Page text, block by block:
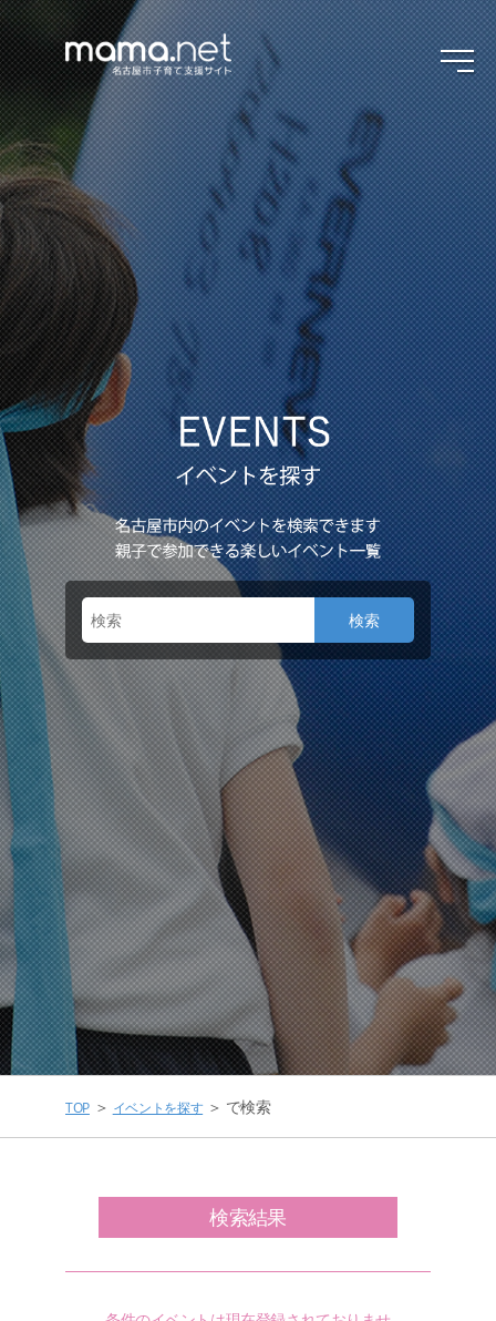
TOP＞ イベントを探す＞ で検索
検索結果